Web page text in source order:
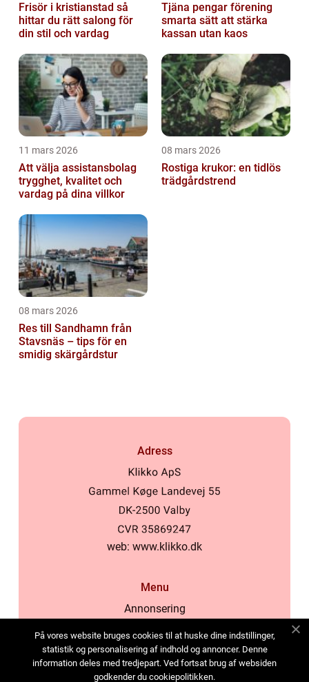
Frisör i kristianstad så
hittar du rätt salong för
din stil och vardag
Tjäna pengar förening
smarta sätt att stärka
kassan utan kaos
11 mars 2026
Att välja assistansbolag
trygghet, kvalitet och
vardag på dina villkor
08 mars 2026
Rostiga krukor: en tidlös
trädgårdstrend
08 mars 2026
Res till Sandhamn från
Stavsnäs – tips för en
smidig skärgårdstur
Adress
web: www.klikko.dk
Menu
Annonsering
Cookies
Kontakta oss
På vores website bruges cookies til at huske dine indstillinger,
statistik og personalisering af indhold og annoncer. Denne
information deles med tredjepart. Ved fortsat brug af websiden
godkender du cookiepolitikken.